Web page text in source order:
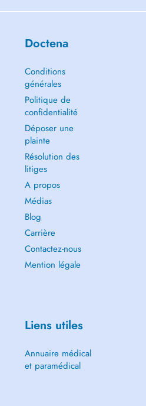
Doctena
Conditions
générales
Politique de
confidentialité
Déposer une
plainte
Résolution des
litiges
A propos
Médias
Blog
Carrière
Contactez-nous
Mention légale
Liens utiles
Annuaire médical
et paramédical